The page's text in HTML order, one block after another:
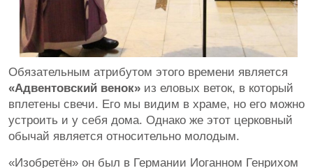
Обязательным атрибутом этого времени является
«Адвентовский венок» из еловых веток, в который
вплетены свечи. Его мы видим в храме, но его можно
устроить и у себя дома. Однако же этот церковный
обычай является относительно молодым.
«Изобретён» он был в Германии Иоганном Генрихом